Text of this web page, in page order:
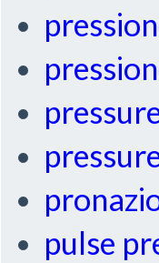
pulse